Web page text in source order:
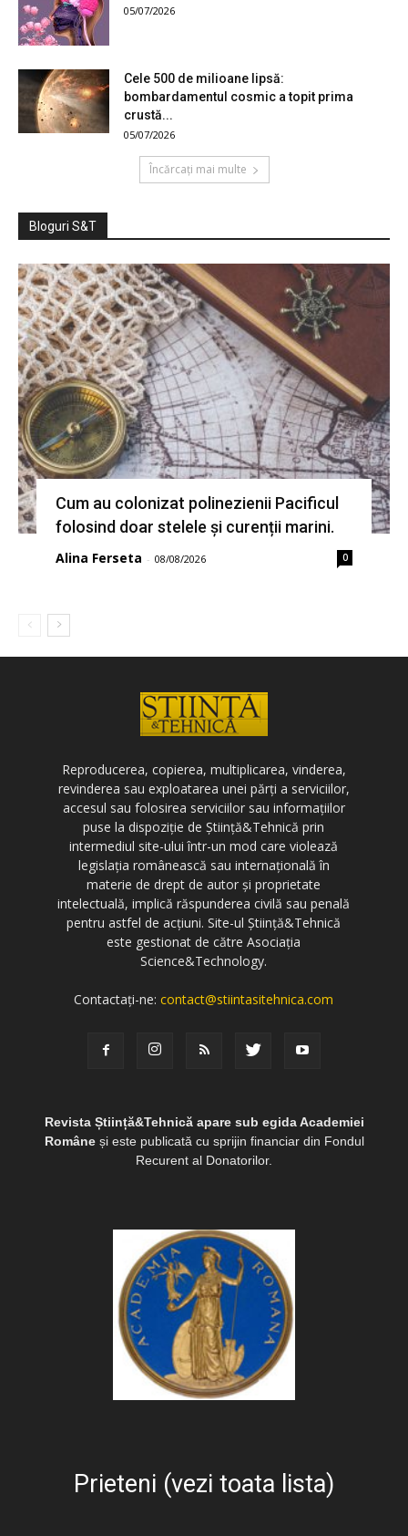
05/07/2026
Cele 500 de milioane lipsă:
bombardamentul cosmic a topit prima
crustă...
05/07/2026
Încărcați mai multe
Bloguri S&T
Cum au colonizat polinezienii Pacificul
folosind doar stelele și curenții marini.
Alina Ferseta - 08/08/2026 0
Reproducerea, copierea, multiplicarea, vinderea,
revinderea sau exploatarea unei părți a serviciilor,
accesul sau folosirea serviciilor sau informațiilor
puse la dispoziție de Știință&Tehnică prin
intermediul site-ului într-un mod care violează
legislația românească sau internațională în
materie de drept de autor și proprietate
intelectuală, implică răspunderea civilă sau penală
pentru astfel de acțiuni. Site-ul Știință&Tehnică
este gestionat de către Asociația
Science&Technology.
Contactați-ne:contact@stiintasitehnica.com
Revista Știință&Tehnică apare sub egida Academiei
Româneși este publicată cu sprijin financiar din Fondul
Recurent al Donatorilor.
Prieteni (vezi toata lista)